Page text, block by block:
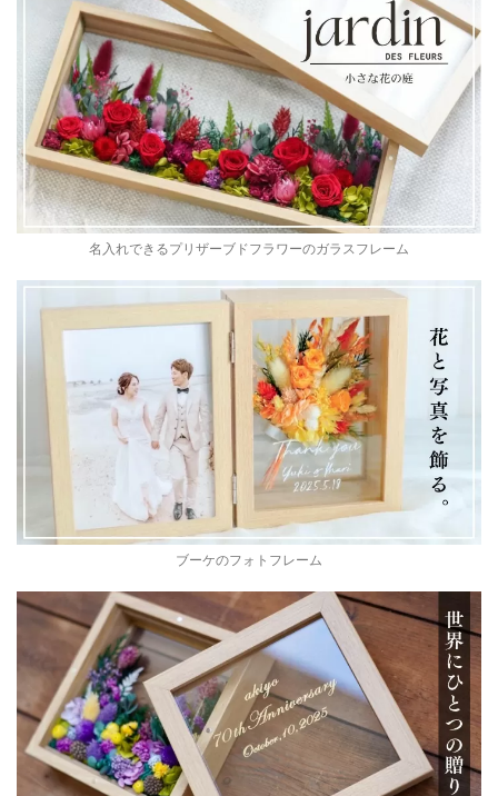
名入れできるプリザーブドフラワーのガラスフレーム
ブーケのフォトフレーム